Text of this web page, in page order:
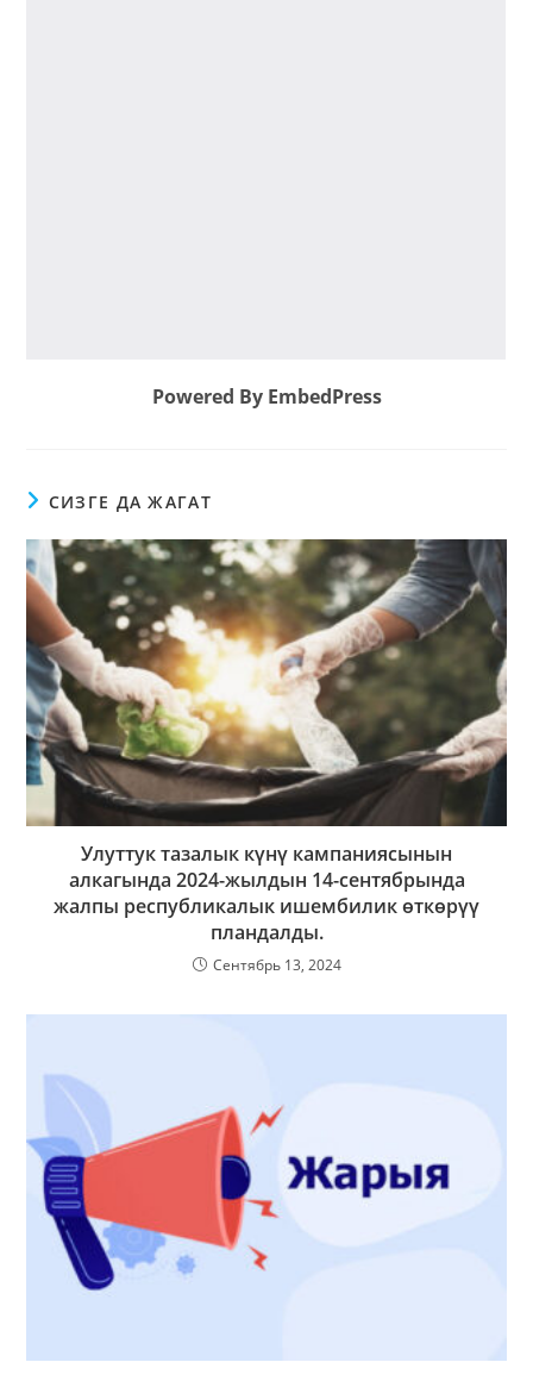
Powered By EmbedPress
СИЗГЕ ДА ЖАГАТ
Улуттук тазалык күнү кампаниясынын
алкагында 2024-жылдын 14-сентябрында
жалпы республикалык ишембилик өткөрүү
пландалды.
Сентябрь 13, 2024